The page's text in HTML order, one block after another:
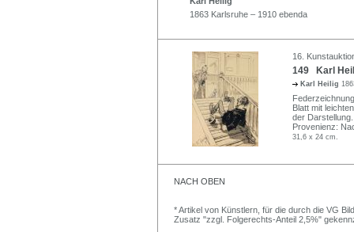
1863 Karlsruhe – 1910 ebenda
16.
149 Karl
Karl Heilig
Blatt mit
der Darstellung.
Provenienz:
31,6 x 24 cm.
NACH OBEN
* Artikel von Künstlern, für die durch die VG
Zusatz "zzgl. Folgerechts-Anteil 2,5%"